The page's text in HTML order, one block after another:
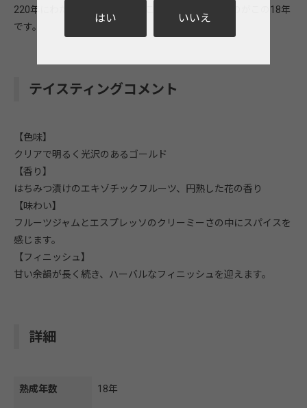
220年にわたる伝統製法を余すことなくつぎ込んだのがこの18年
です。
テイスティングコメント
【色味】
クリアで明るく光沢のあるゴールド
【香り】
はちみつ漬けのエキゾチックフルーツ、円熟した花の香り
【味わい】
フルーツジャムとエスプレッソのクリーミーさの中にスパイスを
感じます。
【フィニッシュ】
甘い余韻が長く続き、ハーバルなフィニッシュを迎えます。
詳細
熟成年数 18年
はい いいえ